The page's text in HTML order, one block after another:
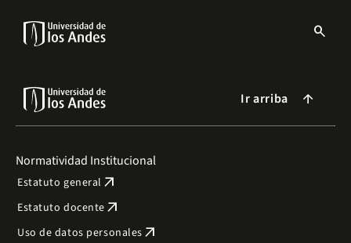
contenido
principal
search
Ir arriba arrow_forward
Normatividad Institucional
Estatuto general arrow_outward
Estatuto docente arrow_outward
Uso de datos personales arrow_outward